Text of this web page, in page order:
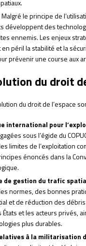
Malgré le principe de
développent des
ennemis. Les enjeux
péril la stabilité et la
prévenir une course aux
du droit
du droit de l’espace
international pour
sous l’égide du
limites de l’exploitation
énoncés dans la
de gestion du trafic
normes, des bonnes
et de réduction des
et les acteurs privés,
plus durables.
à la militarisation